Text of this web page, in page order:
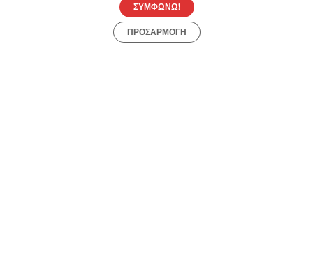
ALE Κουπόνια, Προσφορές, Εκπτώσεις, Εκπτωτικοί
κωδικοί κουπονιών
ΣΥΜΦΩΝΩ!
ΠΡΟΣΑΡΜΟΓΗ